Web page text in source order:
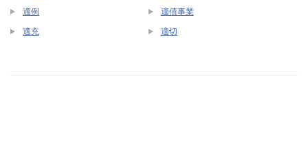
適例 適債事業
適充 適切